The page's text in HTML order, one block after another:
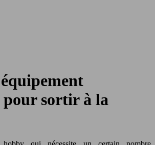
pour sortir à la